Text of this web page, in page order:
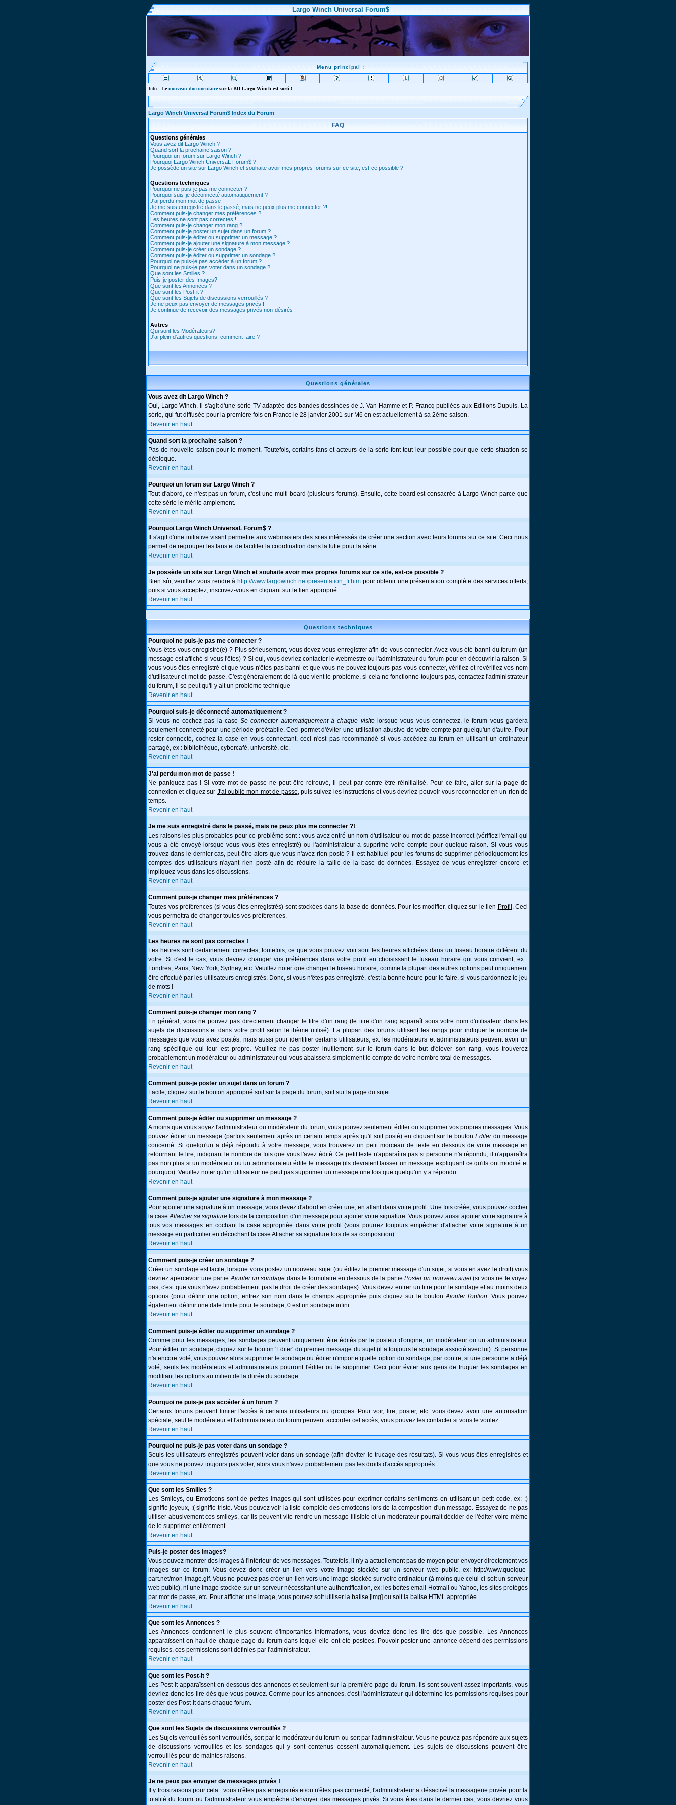
Largo Winch Universal Forum$
Menu principal :
Info : Lenouveau documentairesur la BD Largo Winch est sorti !
Largo Winch Universal Forum$ Index du Forum
FAQ
Questions générales
Vous avez dit Largo Winch ?
Quand sort la prochaine saison ?
Pourquoi un forum sur Largo Winch ?
Pourquoi Largo Winch UniversaL Forum$ ?
Je possède un site sur Largo Winch et souhaite avoir mes propres forums sur ce site, est-ce possible ?
Questions techniques
Pourquoi ne puis-je pas me connecter ?
Pourquoi suis-je déconnecté automatiquement ?
J'ai perdu mon mot de passe !
Je me suis enregistré dans le passé, mais ne peux plus me connecter ?!
Comment puis-je changer mes préférences ?
Les heures ne sont pas correctes !
Comment puis-je changer mon rang ?
Comment puis-je poster un sujet dans un forum ?
Comment puis-je éditer ou supprimer un message ?
Comment puis-je ajouter une signature à mon message ?
Comment puis-je créer un sondage ?
Comment puis-je éditer ou supprimer un sondage ?
Pourquoi ne puis-je pas accéder à un forum ?
Pourquoi ne puis-je pas voter dans un sondage ?
Que sont les Smilies ?
Puis-je poster des Images?
Que sont les Annonces ?
Que sont les Post-it ?
Que sont les Sujets de discussions verrouillés ?
Je ne peux pas envoyer de messages privés !
Je continue de recevoir des messages privés non-désirés !
Autres
Qui sont les Modérateurs?
J'ai plein d'autres questions, comment faire ?
Questions générales
Vous avez dit Largo Winch ?
Oui, Largo Winch. Il s'agit d'une série TV adaptée des bandes dessinées de J. Van Hamme et P. Francq publiées aux Editions Dupuis. La
série, qui fut diffusée pour la première fois en France le 28 janvier 2001 sur M6 en est actuellement à sa 2ème saison.
Revenir en haut
Quand sort la prochaine saison ?
Pas de nouvelle saison pour le moment. Toutefois, certains fans et acteurs de la série font tout leur possible pour que cette situation se
débloque.
Revenir en haut
Pourquoi un forum sur Largo Winch ?
Tout d'abord, ce n'est pas un forum, c'est une multi-board (plusieurs forums). Ensuite, cette board est consacrée à Largo Winch parce que
cette série le mérite amplement.
Revenir en haut
Pourquoi Largo Winch UniversaL Forum$ ?
Il s'agit d'une initiative visant permettre aux webmasters des sites intéressés de créer une section avec leurs forums sur ce site. Ceci nous
permet de regrouper les fans et de faciliter la coordination dans la lutte pour la série.
Revenir en haut
Je possède un site sur Largo Winch et souhaite avoir mes propres forums sur ce site, est-ce possible ?
Bien sûr, veuillez vous rendre à http://www.largowinch.net/presentation_fr.htmpour obtenir une présentation complète des services offerts,
puis si vous acceptez, inscrivez-vous en cliquant sur le lien approprié.
Revenir en haut
Questions techniques
Pourquoi ne puis-je pas me connecter ?
Vous êtes-vous enregistré(e) ? Plus sérieusement, vous devez vous enregistrer afin de vous connecter. Avez-vous été banni du forum (un
message est affiché si vous l'êtes) ? Si oui, vous devriez contacter le webmestre ou l'administrateur du forum pour en découvrir la raison. Si
vous vous êtes enregistré et que vous n'êtes pas banni et que vous ne pouvez toujours pas vous connecter, vérifiez et revérifiez vos nom
d'utilisateur et mot de passe. C'est généralement de là que vient le problème, si cela ne fonctionne toujours pas, contactez l'administrateur
du forum, il se peut qu'il y ait un problème technique
Revenir en haut
Pourquoi suis-je déconnecté automatiquement ?
Si vous ne cochez pas la caseSe connecter automatiquement à chaque visitelorsque vous vous connectez, le forum vous gardera
seulement connecté pour une période préétablie. Ceci permet d'éviter une utilisation abusive de votre compte par quelqu'un d'autre. Pour
rester connecté, cochez la case en vous connectant, ceci n'est pas recommandé si vous accédez au forum en utilisant un ordinateur
partagé, ex : bibliothèque, cybercafé, université, etc.
Revenir en haut
J'ai perdu mon mot de passe !
Ne paniquez pas ! Si votre mot de passe ne peut être retrouvé, il peut par contre être réinitialisé. Pour ce faire, aller sur la page de
connexion et cliquez sur J'ai oublié mon mot de passe, puis suivez les instructions et vous devriez pouvoir vous reconnecter en un rien de
temps.
Revenir en haut
Je me suis enregistré dans le passé, mais ne peux plus me connecter ?!
Les raisons les plus probables pour ce problème sont : vous avez entré un nom d'utilisateur ou mot de passe incorrect (vérifiez l'email qui
vous a été envoyé lorsque vous vous êtes enregistré) ou l'administrateur a supprimé votre compte pour quelque raison. Si vous vous
trouvez dans le dernier cas, peut-être alors que vous n'avez rien posté ? Il est habituel pour les forums de supprimer périodiquement les
comptes des utilisateurs n'ayant rien posté afin de réduire la taille de la base de données. Essayez de vous enregistrer encore et
impliquez-vous dans les discussions.
Revenir en haut
Comment puis-je changer mes préférences ?
Toutes vos préférences (si vous êtes enregistrés) sont stockées dans la base de données. Pour les modifier, cliquez sur le lien Profil . Ceci
vous permettra de changer toutes vos préférences.
Revenir en haut
Les heures ne sont pas correctes !
Les heures sont certainement correctes, toutefois, ce que vous pouvez voir sont les heures affichées dans un fuseau horaire différent du
votre. Si c'est le cas, vous devriez changer vos préférences dans votre profil en choisissant le fuseau horaire qui vous convient, ex :
Londres, Paris, New York, Sydney, etc. Veuillez noter que changer le fuseau horaire, comme la plupart des autres options peut uniquement
être effectué par les utilisateurs enregistrés. Donc, si vous n'êtes pas enregistré, c'est la bonne heure pour le faire, si vous pardonnez le jeu
de mots !
Revenir en haut
Comment puis-je changer mon rang ?
En général, vous ne pouvez pas directement changer le titre d'un rang (le titre d'un rang apparaît sous votre nom d'utilisateur dans les
sujets de discussions et dans votre profil selon le thème utilisé). La plupart des forums utilisent les rangs pour indiquer le nombre de
messages que vous avez postés, mais aussi pour identifier certains utilisateurs, ex: les modérateurs et administrateurs peuvent avoir un
rang spécifique qui leur est propre. Veuillez ne pas poster inutilement sur le forum dans le but d'élever son rang, vous trouverez
probablement un modérateur ou administrateur qui vous abaissera simplement le compte de votre nombre total de messages.
Revenir en haut
Comment puis-je poster un sujet dans un forum ?
Facile, cliquez sur le bouton approprié soit sur la page du forum, soit sur la page du sujet.
Revenir en haut
Comment puis-je éditer ou supprimer un message ?
A moins que vous soyez l'administrateur ou modérateur du forum, vous pouvez seulement éditer ou supprimer vos propres messages. Vous
pouvez éditer un message (parfois seulement après un certain temps après qu'il soit posté) en cliquant sur le boutonEditerdu message
concerné. Si quelqu'un a déjà répondu à votre message, vous trouverez un petit morceau de texte en dessous de votre message en
retournant le lire, indiquant le nombre de fois que vous l'avez édité. Ce petit texte n'apparaîtra pas si personne n'a répondu, il n'apparaîtra
pas non plus si un modérateur ou un administrateur édite le message (ils devraient laisser un message expliquant ce qu'ils ont modifié et
pourquoi). Veuillez noter qu'un utilisateur ne peut pas supprimer un message une fois que quelqu'un y a répondu.
Revenir en haut
Comment puis-je ajouter une signature à mon message ?
Pour ajouter une signature à un message, vous devez d'abord en créer une, en allant dans votre profil. Une fois créée, vous pouvez cocher
la caseAttacher sa signature lors de la composition d'un message pour ajouter votre signature. Vous pouvez aussi ajouter votre signature à
tous vos messages en cochant la case appropriée dans votre profil (vous pourrez toujours empêcher d'attacher votre signature à un
message en particulier en décochant la case Attacher sa signature lors de sa composition).
Revenir en haut
Comment puis-je créer un sondage ?
Créer un sondage est facile, lorsque vous postez un nouveau sujet (ou éditez le premier message d'un sujet, si vous en avez le droit) vous
devriez apercevoir une partieAjouter un sondage dans le formulaire en dessous de la partie Poster un nouveau sujet(si vous ne le voyez
pas, c'est que vous n'avez probablement pas le droit de créer des sondages). Vous devez entrer un titre pour le sondage et au moins deux
options (pour définir une option, entrez son nom dans le champs appropriée puis cliquez sur le boutonAjouter l'option. Vous pouvez
également définir une date limite pour le sondage, 0 est un sondage infini.
Revenir en haut
Comment puis-je éditer ou supprimer un sondage ?
Comme pour les messages, les sondages peuvent uniquement être édités par le posteur d'origine, un modérateur ou un administrateur.
Pour éditer un sondage, cliquez sur le bouton 'Editer' du premier message du sujet (il a toujours le sondage associé avec lui). Si personne
n'a encore voté, vous pouvez alors supprimer le sondage ou éditer n'importe quelle option du sondage, par contre, si une personne a déjà
voté, seuls les modérateurs et administrateurs pourront l'éditer ou le supprimer. Ceci pour éviter aux gens de truquer les sondages en
modifiant les options au milieu de la durée du sondage.
Revenir en haut
Pourquoi ne puis-je pas accéder à un forum ?
Certains forums peuvent limiter l'accès à certains utilisateurs ou groupes. Pour voir, lire, poster, etc. vous devez avoir une autorisation
spéciale, seul le modérateur et l'administrateur du forum peuvent accorder cet accès, vous pouvez les contacter si vous le voulez.
Revenir en haut
Pourquoi ne puis-je pas voter dans un sondage ?
Seuls les utilisateurs enregistrés peuvent voter dans un sondage (afin d'éviter le trucage des résultats). Si vous vous êtes enregistrés et
que vous ne pouvez toujours pas voter, alors vous n'avez probablement pas les droits d'accès appropriés.
Revenir en haut
Que sont les Smilies ?
Les Smileys, ou Emoticons sont de petites images qui sont utilisées pour exprimer certains sentiments en utilisant un petit code, ex: :)
signifie joyeux, :( signifie triste. Vous pouvez voir la liste complète des emoticons lors de la composition d'un message. Essayez de ne pas
utiliser abusivement ces smileys, car ils peuvent vite rendre un message illisible et un modérateur pourrait décider de l'éditer voire même
de le supprimer entièrement.
Revenir en haut
Puis-je poster des Images?
Vous pouvez montrer des images à l'intérieur de vos messages. Toutefois, il n'y a actuellement pas de moyen pour envoyer directement vos
images sur ce forum. Vous devez donc créer un lien vers votre image stockée sur un serveur web public, ex: http://www.quelque-
part.net/mon-image.gif. Vous ne pouvez pas créer un lien vers une image stockée sur votre ordinateur (à moins que celui-ci soit un serveur
web public), ni une image stockée sur un serveur nécessitant une authentification, ex: les boîtes email Hotmail ou Yahoo, les sites protégés
par mot de passe, etc. Pour afficher une image, vous pouvez soit utiliser la balise [img] ou soit la balise HTML appropriée.
Revenir en haut
Que sont les Annonces ?
Les Annonces contiennent le plus souvent d'importantes informations, vous devriez donc les lire dès que possible. Les Annonces
apparaîssent en haut de chaque page du forum dans lequel elle ont été postées. Pouvoir poster une annonce dépend des permissions
requises, ces permissions sont définies par l'administrateur.
Revenir en haut
Que sont les Post-it ?
Les Post-it apparaîssent en-dessous des annonces et seulement sur la première page du forum. Ils sont souvent assez importants, vous
devriez donc les lire dès que vous pouvez. Comme pour les annonces, c'est l'administrateur qui détermine les permissions requises pour
poster des Post-it dans chaque forum.
Revenir en haut
Que sont les Sujets de discussions verrouillés ?
Les Sujets verrouillés sont verrouillés, soit par le modérateur du forum ou soit par l'administrateur. Vous ne pouvez pas répondre aux sujets
de discussions verrouillés et les sondages qui y sont contenus cessent automatiquement. Les sujets de discussions peuvent être
verrouillés pour de maintes raisons.
Revenir en haut
Je ne peux pas envoyer de messages privés !
Il y trois raisons pour cela : vous n'êtes pas enregistrés et/ou n'êtes pas connecté, l'administrateur a désactivé la messagerie privée pour la
totalité du forum ou l'administrateur vous empêche d'envoyer des messages privés. Si vous êtes dans le dernier cas, vous devriez vous